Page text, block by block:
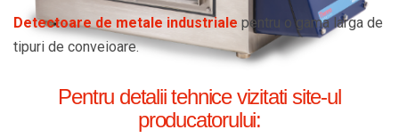
Detectoare de metale industriale pentru o gama larga de
tipuri de conveioare.
Pentru detalii tehnice vizitati site-ul
producatorului: